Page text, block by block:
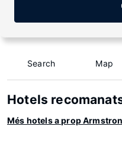
Search Map
Hotels
Més hotels a prop